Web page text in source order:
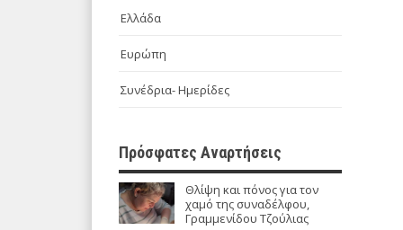
Ελλάδα
Ευρώπη
Συνέδρια- Ημερίδες
Πρόσφατες Αναρτήσεις
Θλίψη και πόνος για τον
χαμό της συναδέλφου,
Γραμμενίδου Τζούλιας